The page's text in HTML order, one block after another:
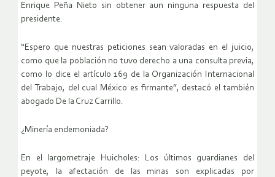
Enrique Peña Nieto sin obtener aun ninguna respuesta del
presidente.
“Espero que nuestras peticiones sean valoradas en el juicio,
como que la población no tuvo derecho a una consulta previa,
como lo dice el artículo 169 de la Organización Internacional
del Trabajo, del cual México es firmante”, destacó el también
abogado De la Cruz Carrillo.
¿Minería endemoniada?
En el largometraje Huicholes: Los últimos guardianes del
peyote, la afectación de las minas son explicadas por